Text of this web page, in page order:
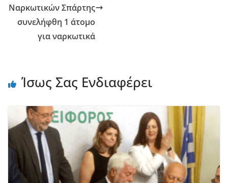
Ναρκωτικών Σπάρτης
συνελήφθη 1 άτομο
για ναρκωτικά
Ίσως Σας Ενδιαφέρει